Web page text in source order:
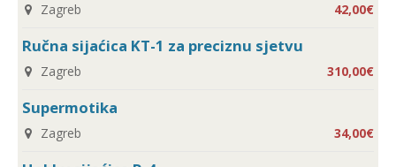
Zagreb 42,00€
Ručna sijaćica KT-1 za preciznu sjetvu
Zagreb 310,00€
Supermotika
Zagreb 34,00€